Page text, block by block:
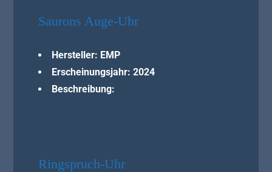
Saurons Auge-Uhr
Hersteller: EMP
Erscheinungsjahr: 2024
Beschreibung:
Ringspruch-Uhr